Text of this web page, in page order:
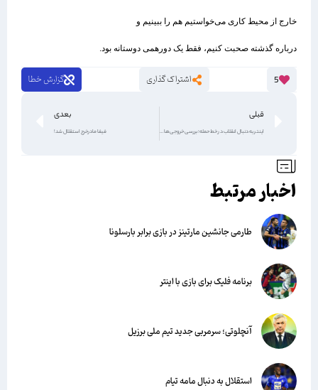
خارج از محیط کاری می‌خواستیم هم را ببینیم و
درباره گذشته صحبت کنیم، فقط یک دورهمی دوستانه بود.
5 اشتراک گذاری گزارش خطا
قبلی
اینتر به دنبال انقلاب در خط حمله؛ بررسی خروجی‌ها و ورودی‌های قطعی و احتمالی
بعدی
فیفا مادرخرج استقلال شد!
اخبار مرتبط
طارمی جانشین مارتینز در بازی برابر بارسلونا
برنامه فلیک برای بازی با اینتر
آنچلوتی؛ سرمربی جدید تیم ملی برزیل
استقلال به دنبال مامه تیام